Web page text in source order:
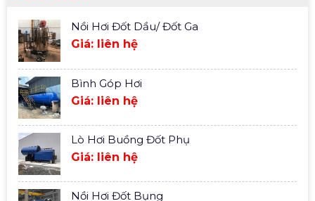
Nồi Hơi Đốt Dầu/ Đốt Ga
Giá: liên hệ
Bình Góp Hơi
Giá: liên hệ
Lò Hơi Buồng Đốt Phụ
Giá: liên hệ
Nồi Hơi Đốt Bụng